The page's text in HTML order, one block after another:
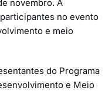
novembro. A
no evento
e meio
do Programa
e Meio